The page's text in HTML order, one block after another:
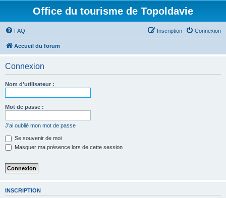
Office du tourisme de Topoldavie
FAQ Connexion
Inscription
Accueil du forum
Connexion
Nom d’utilisateur :
Mot de passe :
J’ai oublié mon mot de passe
Se souvenir de moi
Masquer ma présence lors de cette session
INSCRIPTION